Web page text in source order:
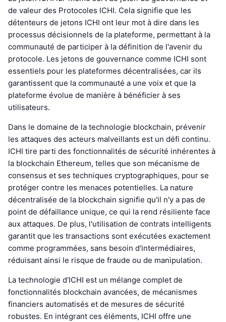
de valeur des Protocoles ICHI. Cela signifie que les
détenteurs de jetons ICHI ont leur mot à dire dans les
processus décisionnels de la plateforme, permettant à la
communauté de participer à la définition de l'avenir du
protocole. Les jetons de gouvernance comme ICHI sont
essentiels pour les plateformes décentralisées, car ils
garantissent que la communauté a une voix et que la
plateforme évolue de manière à bénéficier à ses
utilisateurs.
Dans le domaine de la technologie blockchain, prévenir
les attaques des acteurs malveillants est un défi continu.
ICHI tire parti des fonctionnalités de sécurité inhérentes à
la blockchain Ethereum, telles que son mécanisme de
consensus et ses techniques cryptographiques, pour se
protéger contre les menaces potentielles. La nature
décentralisée de la blockchain signifie qu'il n'y a pas de
point de défaillance unique, ce qui la rend résiliente face
aux attaques. De plus, l'utilisation de contrats intelligents
garantit que les transactions sont exécutées exactement
comme programmées, sans besoin d'intermédiaires,
réduisant ainsi le risque de fraude ou de manipulation.
La technologie d'ICHI est un mélange complet de
fonctionnalités blockchain avancées, de mécanismes
financiers automatisés et de mesures de sécurité
robustes. En intégrant ces éléments, ICHI offre une